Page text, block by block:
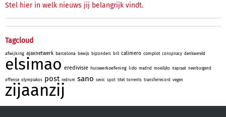
Stel hier in welk nieuws jij belangrijk vindt.
Tagcloud
afwijking ajaxnetwerk barcelona bewijs bijzonders bril calimero complot conspiracy denkwereld
elsimao eredivisie huiswerkoefening lido madrid moeilijks napraat neerbuigend
offense olympiakos post redrum sano sevic spot titel torrents transferrecord vegen
zijaanzij